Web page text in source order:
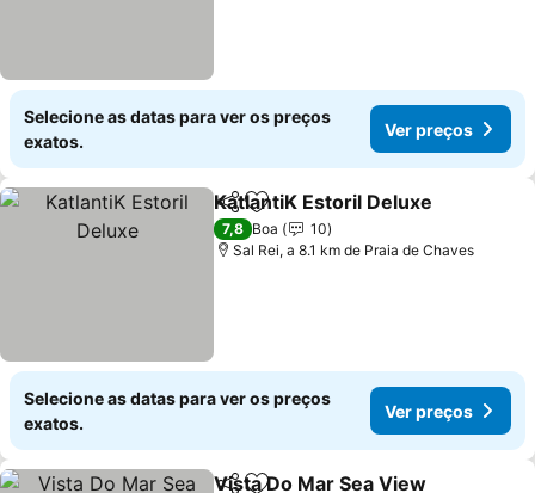
Selecione as datas para ver os preços
exatos.
Ver preços
PartilharAdicionar aos favoritos
KatlantiK Estoril Deluxe
7,8 Boa
10
Sal Rei, a 8.1 km de Praia de Chaves
Selecione as datas para ver os preços
exatos.
Ver preços
Vista Do Mar Sea View